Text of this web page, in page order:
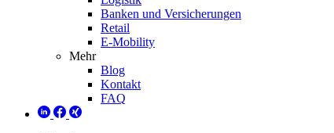
Banken und Versicherungen
Retail
E-Mobility
Mehr
Blog
Kontakt
FAQ